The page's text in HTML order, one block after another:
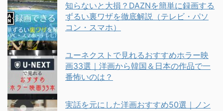
知らないと大損？DAZNを簡単に録画する
ずるい裏ワザを徹底解説（テレビ・パソ
コン・スマホ）
ユーネクストで見れるおすすめホラー映
画33選｜洋画から韓国＆日本の作品で一
番怖いのは？
実話を元にした洋画おすすめ50選｜ノン